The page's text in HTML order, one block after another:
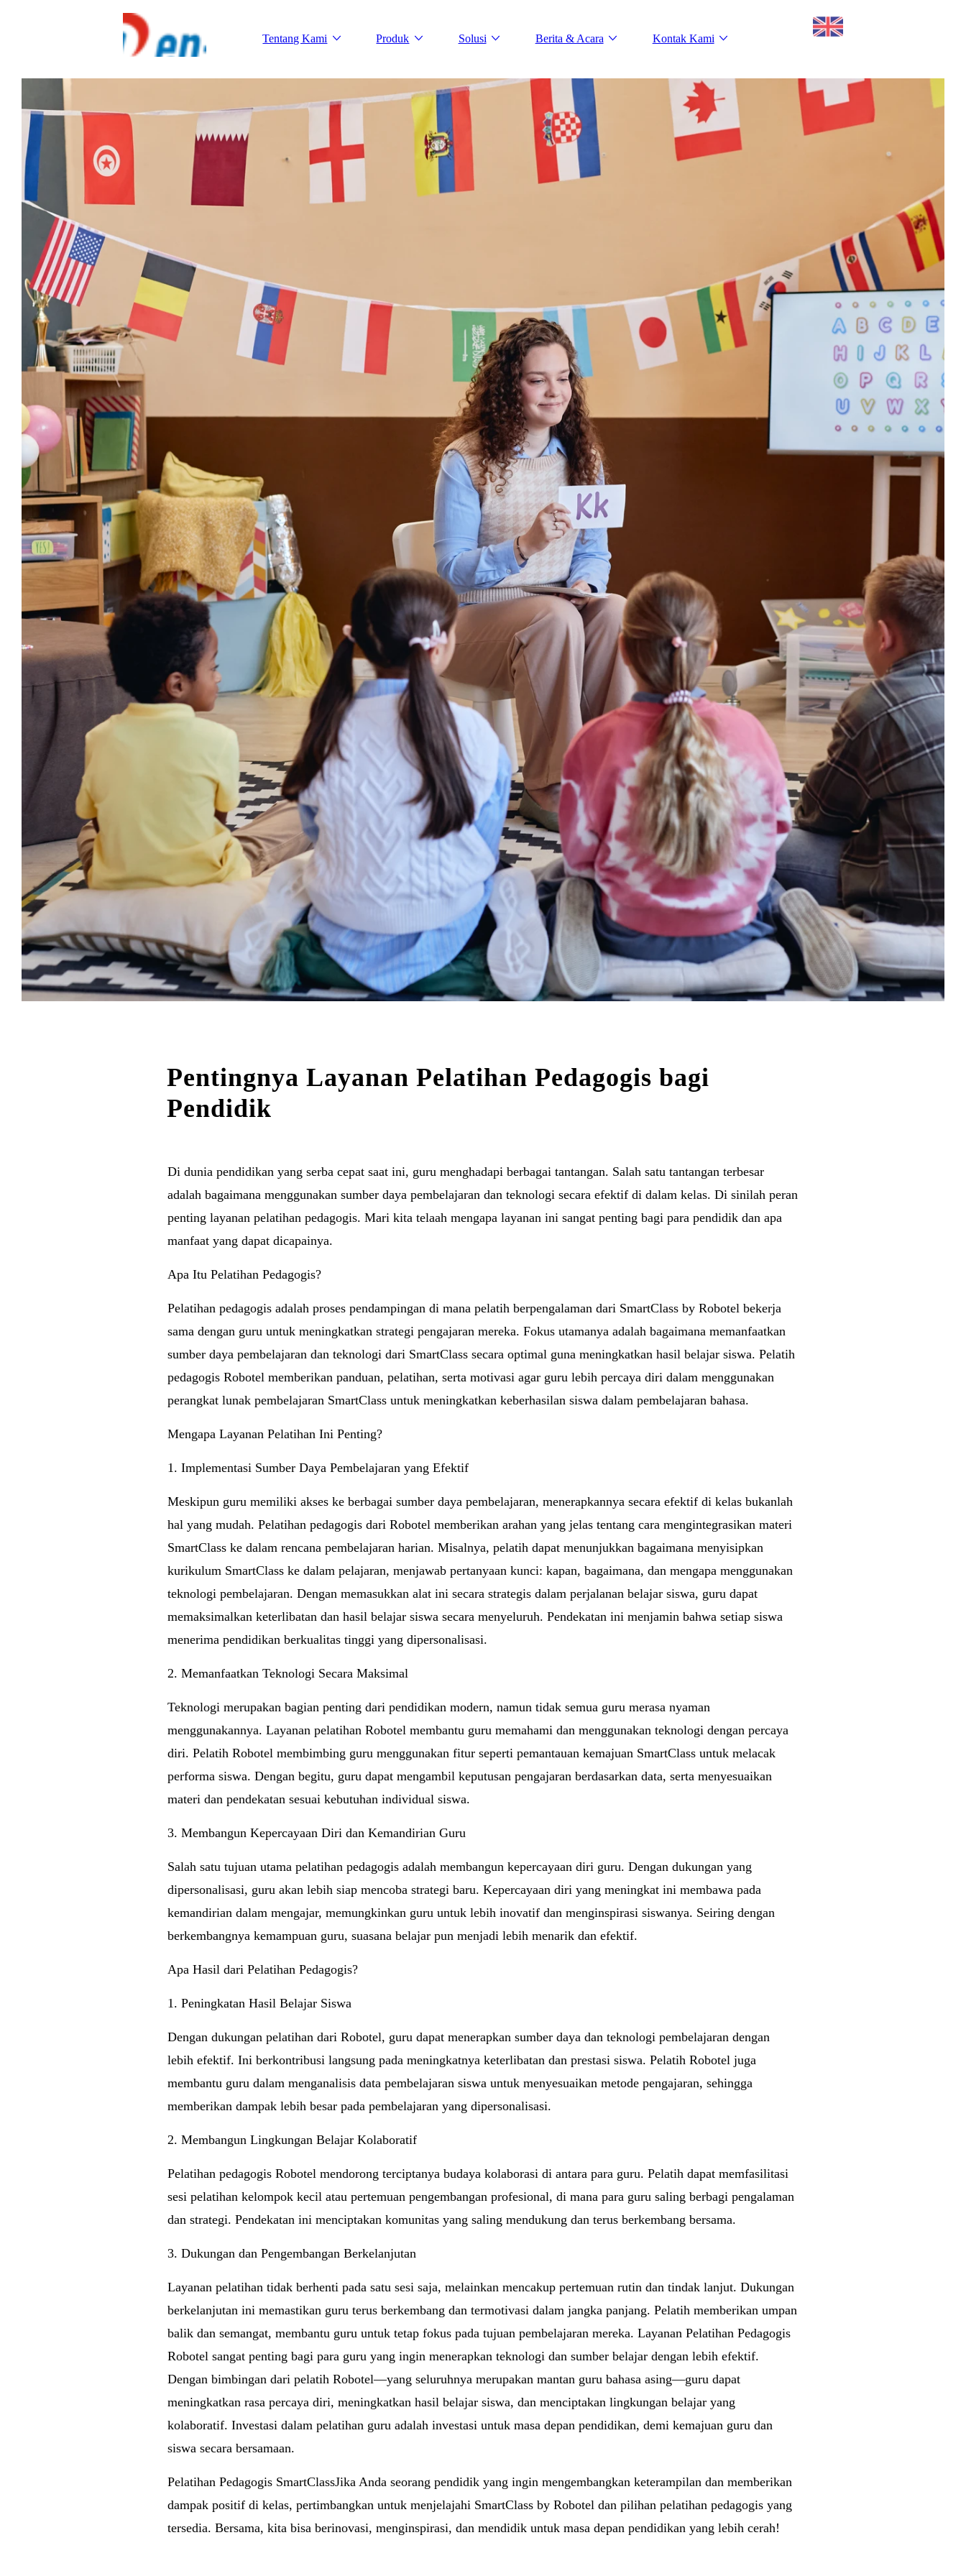
Tentang Kami Produk Solusi Berita & Acara Kontak Kami
Pentingnya Layanan Pelatihan Pedagogis bagi
Pendidik
Di dunia pendidikan yang serba cepat saat ini, guru menghadapi berbagai tantangan. Salah satu tantangan terbesar
adalah bagaimana menggunakan sumber daya pembelajaran dan teknologi secara efektif di dalam kelas. Di sinilah peran
penting layanan pelatihan pedagogis. Mari kita telaah mengapa layanan ini sangat penting bagi para pendidik dan apa
manfaat yang dapat dicapainya.
Apa Itu Pelatihan Pedagogis?
Pelatihan pedagogis adalah proses pendampingan di mana pelatih berpengalaman dari SmartClass by Robotel bekerja
sama dengan guru untuk meningkatkan strategi pengajaran mereka. Fokus utamanya adalah bagaimana memanfaatkan
sumber daya pembelajaran dan teknologi dari SmartClass secara optimal guna meningkatkan hasil belajar siswa. Pelatih
pedagogis Robotel memberikan panduan, pelatihan, serta motivasi agar guru lebih percaya diri dalam menggunakan
perangkat lunak pembelajaran SmartClass untuk meningkatkan keberhasilan siswa dalam pembelajaran bahasa.
Mengapa Layanan Pelatihan Ini Penting?
1. Implementasi Sumber Daya Pembelajaran yang Efektif
Meskipun guru memiliki akses ke berbagai sumber daya pembelajaran, menerapkannya secara efektif di kelas bukanlah
hal yang mudah. Pelatihan pedagogis dari Robotel memberikan arahan yang jelas tentang cara mengintegrasikan materi
SmartClass ke dalam rencana pembelajaran harian. Misalnya, pelatih dapat menunjukkan bagaimana menyisipkan
kurikulum SmartClass ke dalam pelajaran, menjawab pertanyaan kunci: kapan, bagaimana, dan mengapa menggunakan
teknologi pembelajaran. Dengan memasukkan alat ini secara strategis dalam perjalanan belajar siswa, guru dapat
memaksimalkan keterlibatan dan hasil belajar siswa secara menyeluruh. Pendekatan ini menjamin bahwa setiap siswa
menerima pendidikan berkualitas tinggi yang dipersonalisasi.
2. Memanfaatkan Teknologi Secara Maksimal
Teknologi merupakan bagian penting dari pendidikan modern, namun tidak semua guru merasa nyaman
menggunakannya. Layanan pelatihan Robotel membantu guru memahami dan menggunakan teknologi dengan percaya
diri. Pelatih Robotel membimbing guru menggunakan fitur seperti pemantauan kemajuan SmartClass untuk melacak
performa siswa. Dengan begitu, guru dapat mengambil keputusan pengajaran berdasarkan data, serta menyesuaikan
materi dan pendekatan sesuai kebutuhan individual siswa.
3. Membangun Kepercayaan Diri dan Kemandirian Guru
Salah satu tujuan utama pelatihan pedagogis adalah membangun kepercayaan diri guru. Dengan dukungan yang
dipersonalisasi, guru akan lebih siap mencoba strategi baru. Kepercayaan diri yang meningkat ini membawa pada
kemandirian dalam mengajar, memungkinkan guru untuk lebih inovatif dan menginspirasi siswanya. Seiring dengan
berkembangnya kemampuan guru, suasana belajar pun menjadi lebih menarik dan efektif.
Apa Hasil dari Pelatihan Pedagogis?
1. Peningkatan Hasil Belajar Siswa
Dengan dukungan pelatihan dari Robotel, guru dapat menerapkan sumber daya dan teknologi pembelajaran dengan
lebih efektif. Ini berkontribusi langsung pada meningkatnya keterlibatan dan prestasi siswa. Pelatih Robotel juga
membantu guru dalam menganalisis data pembelajaran siswa untuk menyesuaikan metode pengajaran, sehingga
memberikan dampak lebih besar pada pembelajaran yang dipersonalisasi.
2. Membangun Lingkungan Belajar Kolaboratif
Pelatihan pedagogis Robotel mendorong terciptanya budaya kolaborasi di antara para guru. Pelatih dapat memfasilitasi
sesi pelatihan kelompok kecil atau pertemuan pengembangan profesional, di mana para guru saling berbagi pengalaman
dan strategi. Pendekatan ini menciptakan komunitas yang saling mendukung dan terus berkembang bersama.
3. Dukungan dan Pengembangan Berkelanjutan
Layanan pelatihan tidak berhenti pada satu sesi saja, melainkan mencakup pertemuan rutin dan tindak lanjut. Dukungan
berkelanjutan ini memastikan guru terus berkembang dan termotivasi dalam jangka panjang. Pelatih memberikan umpan
balik dan semangat, membantu guru untuk tetap fokus pada tujuan pembelajaran mereka. Layanan Pelatihan Pedagogis
Robotel sangat penting bagi para guru yang ingin menerapkan teknologi dan sumber belajar dengan lebih efektif.
Dengan bimbingan dari pelatih Robotel—yang seluruhnya merupakan mantan guru bahasa asing—guru dapat
meningkatkan rasa percaya diri, meningkatkan hasil belajar siswa, dan menciptakan lingkungan belajar yang
kolaboratif. Investasi dalam pelatihan guru adalah investasi untuk masa depan pendidikan, demi kemajuan guru dan
siswa secara bersamaan.
Pelatihan Pedagogis SmartClassJika Anda seorang pendidik yang ingin mengembangkan keterampilan dan memberikan
dampak positif di kelas, pertimbangkan untuk menjelajahi SmartClass by Robotel dan pilihan pelatihan pedagogis yang
tersedia. Bersama, kita bisa berinovasi, menginspirasi, dan mendidik untuk masa depan pendidikan yang lebih cerah!